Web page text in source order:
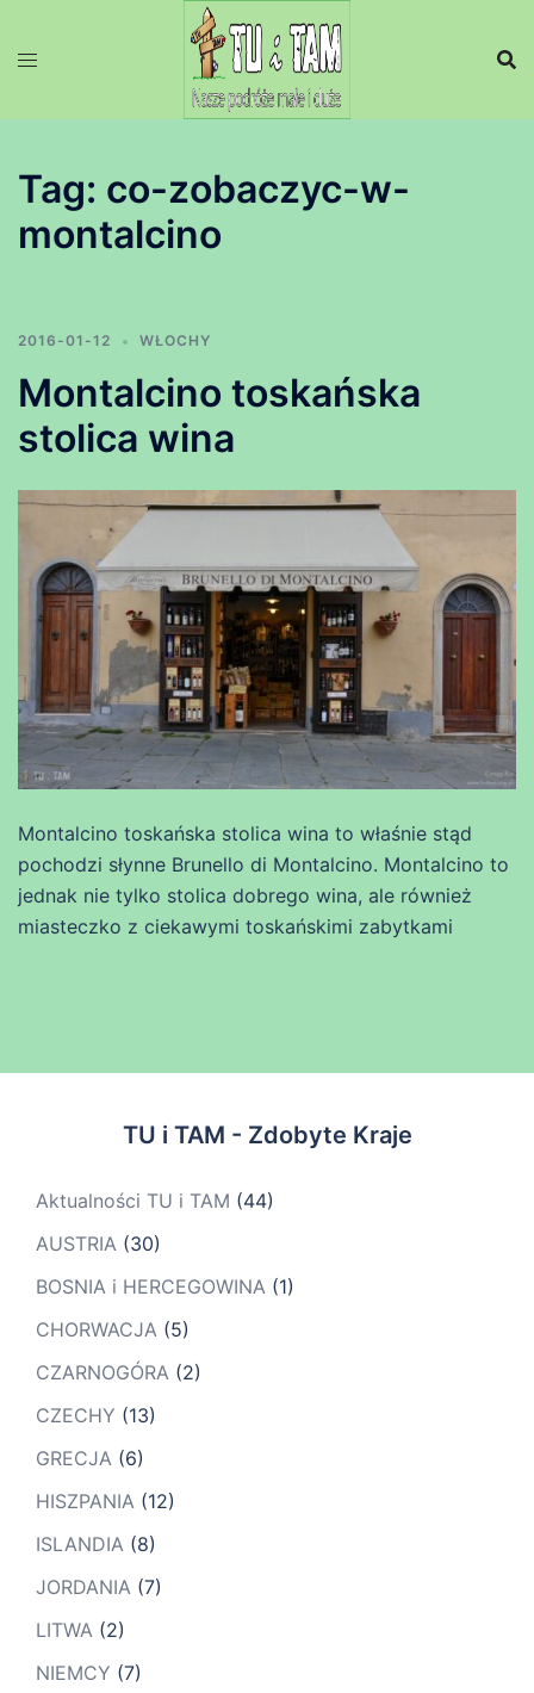
Tag: co-zobaczyc-w-
montalcino
2016-01-12 WŁOCHY
Montalcino toskańska
stolica wina
Montalcino toskańska stolica wina to właśnie stąd
pochodzi słynne Brunello di Montalcino. Montalcino to
jednak nie tylko stolica dobrego wina, ale również
miasteczko z ciekawymi toskańskimi zabytkami
TU i TAM - Zdobyte Kraje
Aktualności TU i TAM (44)
AUSTRIA (30)
BOSNIA i HERCEGOWINA (1)
CHORWACJA (5)
CZARNOGÓRA (2)
CZECHY (13)
GRECJA (6)
HISZPANIA (12)
ISLANDIA (8)
JORDANIA (7)
LITWA (2)
NIEMCY (7)